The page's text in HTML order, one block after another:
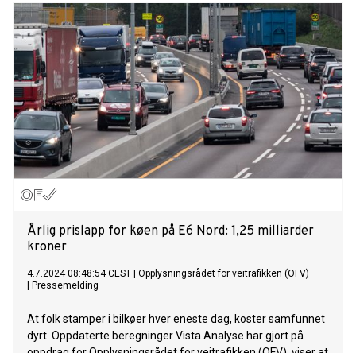
analysert, og E18 Vest kommer desidert dårligst ut.
Årlig prislapp for køen på E6 Nord: 1,25 milliarder
kroner
4.7.2024 08:48:54 CEST
Opplysningsrådet for veitrafikken (OFV)
Pressemelding
At folk stamper i bilkøer hver eneste dag, koster samfunnet
dyrt. Oppdaterte beregninger Vista Analyse har gjort på